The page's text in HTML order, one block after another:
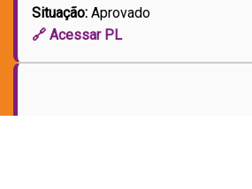
Situação: Aprovado
🔗 Acessar PL